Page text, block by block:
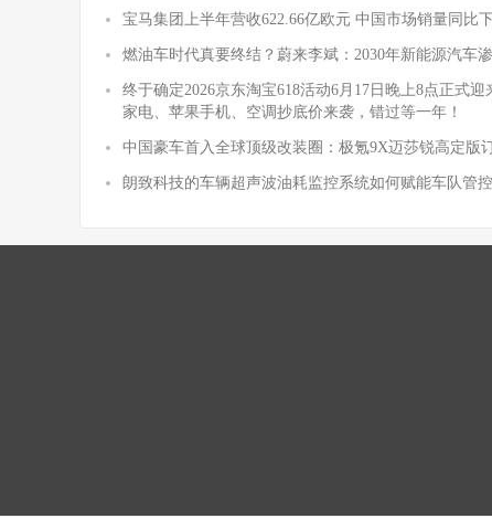
宝马集团上半年营收622.66亿欧元 中国市场销量同比
燃油车时代真要终结？蔚来李斌：2030年新能源汽车
终于确定2026京东淘宝618活动6月17日晚上8点正式
家电、苹果手机、空调抄底价来袭，错过等一年！
中国豪车首入全球顶级改装圈：极氪9X迈莎锐高定版
朗致科技的车辆超声波油耗监控系统如何赋能车队管控